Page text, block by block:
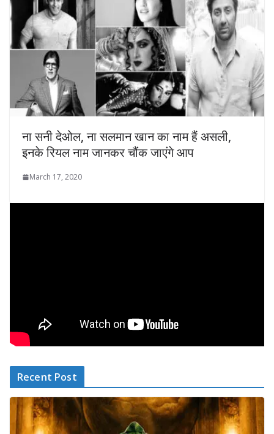
ना सनी देओल, ना सलमान खान का नाम हैं असली,
इनके रियल नाम जानकर चौंक जाएंगे आप
March 17, 2020
Recent Post